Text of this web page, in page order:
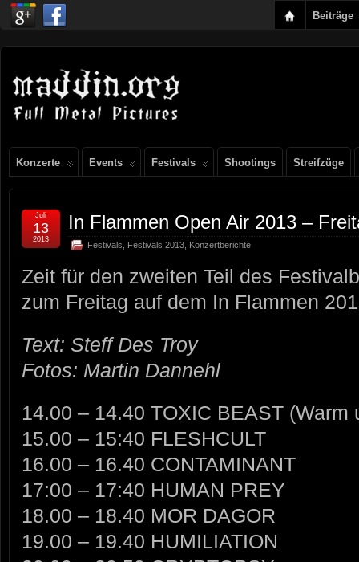
Beiträge
Konzerte Events Festivals Shootings Streifzüge
In Flammen Open Air 2013 –
Festivals Festivals 2013 Konzertberichte
Juli
13
2013
Zeit für den zweiten Teil des
zum Freitag auf dem In Flammen
Text: Steff Des Troy
Fotos: Martin Dannehl
14.00 – 14.40 TOXIC BEAST (Warm
15.00 – 15:40 FLESHCULT
16.00 – 16.40 CONTAMINANT
17:00 – 17:40 HUMAN PREY
18.00 – 18.40 MOR DAGOR
19.00 – 19.40 HUMILIATION